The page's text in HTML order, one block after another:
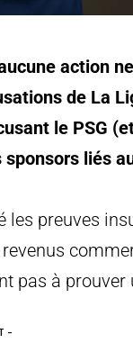
action
de La
le PSG
liés
les preuves
pas à
-